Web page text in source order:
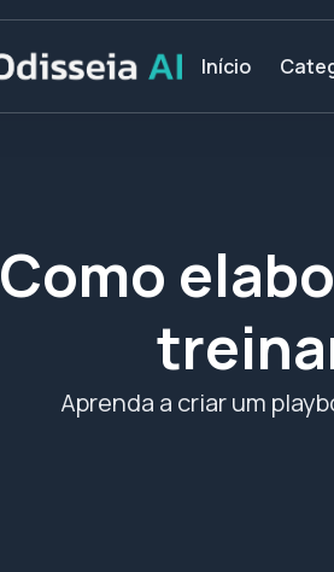
Início
Como
Aprenda a criar um